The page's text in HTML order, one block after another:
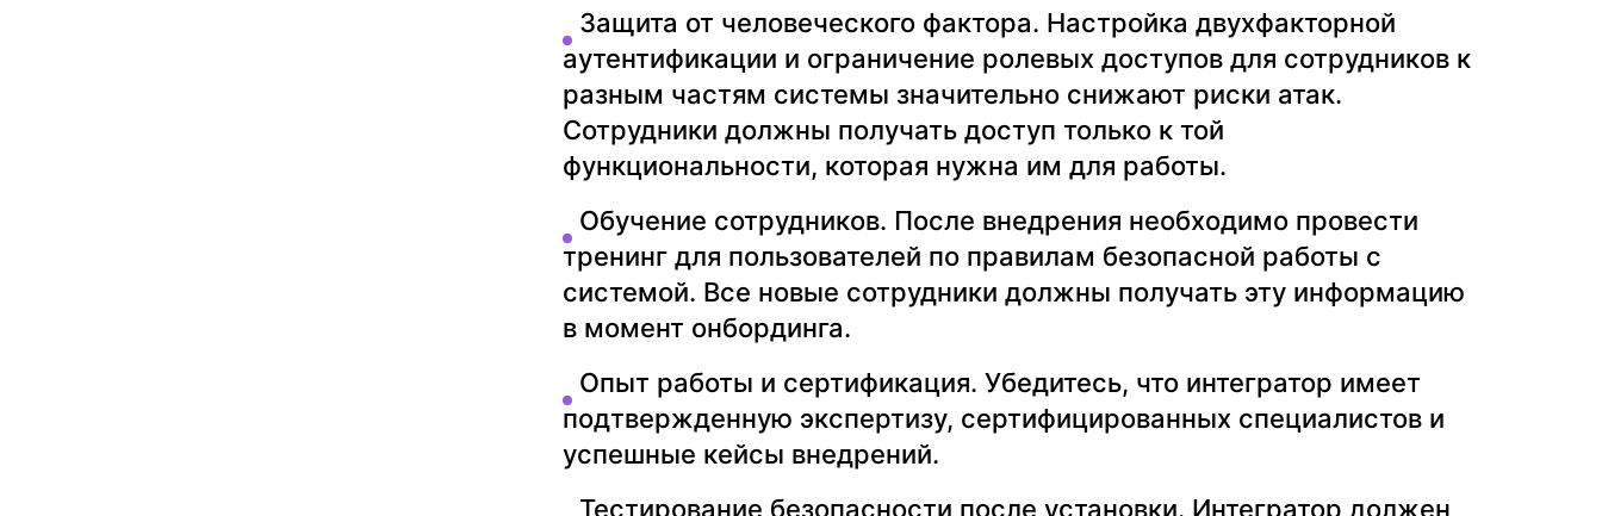
Защита от человеческого фактора. Настройка двухфакторной
аутентификации и ограничение ролевых доступов для сотрудников к
разным частям системы значительно снижают риски атак.
Сотрудники должны получать доступ только к той
функциональности, которая нужна им для работы.
Обучение сотрудников. После внедрения необходимо провести
тренинг для пользователей по правилам безопасной работы с
системой. Все новые сотрудники должны получать эту информацию
в момент онбординга.
Опыт работы и сертификация. Убедитесь, что интегратор имеет
подтвержденную экспертизу, сертифицированных специалистов и
успешные кейсы внедрений.
Тестирование безопасности после установки. Интегратор должен